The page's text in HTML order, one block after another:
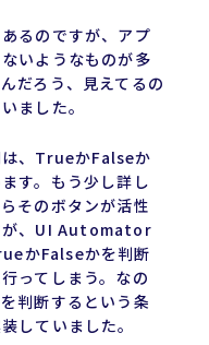
るのですが、アプ
いようなものが多
だろう、見えてるの
ました。
は、TrueかFalseか
す。もう少し詳し
そのボタンが活性
が、UI Automator
かFalseかを判断
ってしまう。なの
判断するという条
していました。